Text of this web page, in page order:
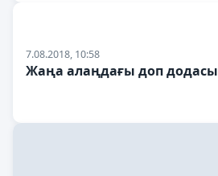
7.08.2018, 10:58
Жаңа алаңдағы доп додасы